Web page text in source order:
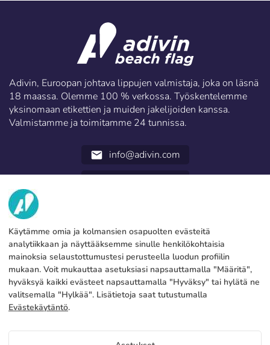
Adivin, Euroopan johtava lippujen valmistaja, joka on läsnä
18 maassa. Olemme 100 % verkossa. Työskentelemme
yksinomaan etikettien ja muiden jakelijoiden kanssa.
Valmistamme ja toimitamme 24 tunnissa.
email info@adivin.com
TIETOA MEISTÄ
Tehdas
Ota yhteyttä
Blog
PALVELUT
Maksutavat
Tuotanto ja toimitus
FAQs
OIKEUDELLISET TIEDOT
Oikeudellinen huomautus
Yleiset ehdot
Evästeet politiikka
Tietosuojakäytäntö
Käytämme omia ja kolmansien osapuolten evästeitä
analytiikkaan ja näyttääksemme sinulle henkilökohtaisia
mainoksia selaustottumustesi perusteella luodun profiilin
mukaan. Voit mukauttaa asetuksiasi napsauttamalla "Määritä",
hyväksyä kaikki evästeet napsauttamalla "Hyväksy" tai hylätä ne
valitsemalla "Hylkää". Lisätietoja saat tutustumalla
Evästekäytäntö.